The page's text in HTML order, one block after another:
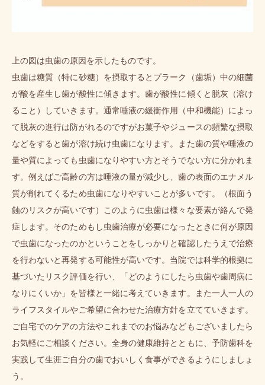
上の図は虫歯の原因を示したものです。
虫歯は糖質（特に砂糖）を摂取するとプラーク（歯垢）中の細菌
が酸を産生し歯が酸性に傾きます。歯が酸性に傾くと脱灰（溶け
ること）していきます。通常唾液の緩衝作用（中和機能）によっ
て脱灰の進行は防がれるのですがお菓子やジュースの頻繁な摂取
などをすると歯が溶け続け虫歯になります。また歯の質や唾液の
量や質によっても虫歯になりやすい方とそうでない方に分かれま
す。例えばご高齢の方は唾液の量が減少し、歯の表面のエナメル
質が削れてくるため虫歯になりやすいことが多いです。（根面う
蝕のリスクが高いです）このように虫歯は様々な要素が絡んで発
症します。そのためもし虫歯治療が必要になったときに何が原因
で虫歯になったのかということをしっかりと確認したうえで治療
を行わないと再発する可能性が高いです。当院では科学的根拠に
基づいたリスク評価を行い、「どのようにしたら虫歯や歯周病に
なりにくいか」を皆様と一緒に考えていきます。また一人一人の
ライフスタイルやご希望に合わせた治療方針を立てていきます。
ご自宅でのケアの方法やこれまでのお悩みなどもございましたら
お気軽にご相談ください。全身の健康維持とともに、予防歯科を
実践して生涯ご自分の歯でおいしく食事ができるようにしましょ
う。